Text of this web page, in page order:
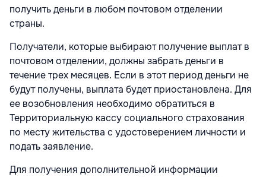
получить деньги в любом почтовом отделении
страны.
Получатели, которые выбирают получение выплат в
почтовом отделении, должны забрать деньги в
течение трех месяцев. Если в этот период деньги не
будут получены, выплата будет приостановлена. Для
ее возобновления необходимо обратиться в
Территориальную кассу социального страхования
по месту жительства с удостоверением личности и
подать заявление.
Для получения дополнительной информации